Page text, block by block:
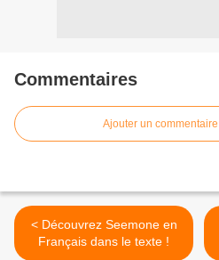
Commentaires
Ajouter un commentaire
< Découvrez Seemone en
Français dans le texte !